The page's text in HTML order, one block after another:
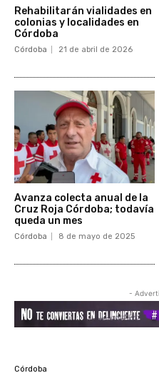
Rehabilitarán vialidades en
colonias y localidades en
Córdoba
Córdoba 21 de abril de 2026
Avanza colecta anual de la
Cruz Roja Córdoba; todavía
queda un mes
Córdoba 8 de mayo de 2025
-